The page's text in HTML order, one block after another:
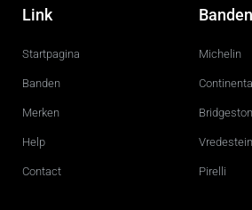
c
e
o
g
r
Link
Startpagina
Banden
Merken
Help
Contact
Banden
Michelin
Continental
Vredestein
Pirelli